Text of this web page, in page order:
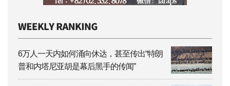
6万人一天内如何涌向休达，甚至传出“特朗
普和内塔尼亚胡是幕后黑手的传闻”